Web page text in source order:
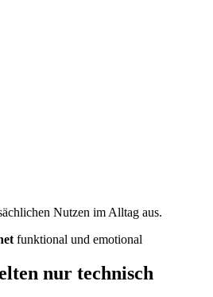
Nutzen im Alltag aus.
funktional und emotional
nur technisch